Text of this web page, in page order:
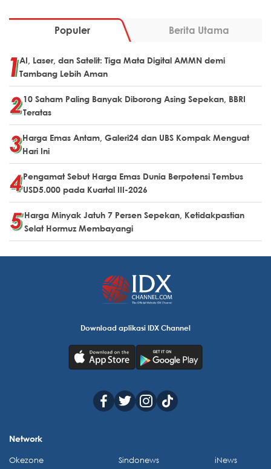
Populer Berita Utama
AI, Laser, dan Satelit: Tiga Mata Digital AMMN demi
Tambang Lebih Aman
10 Saham Paling Banyak Diborong Asing Sepekan, BBRI
Teratas
Harga Emas Antam, Galeri24 dan UBS Kompak Menguat
Hari Ini
Pengamat Sebut Harga Emas Dunia Berpotensi Tembus
USD5.000 pada Kuartal III-2026
Harga Minyak Jatuh 7 Persen Sepekan, Ketidakpastian
Selat Hormuz Membayangi
Download aplikasi IDX Channel
Network
Okezone Sindonews iNews